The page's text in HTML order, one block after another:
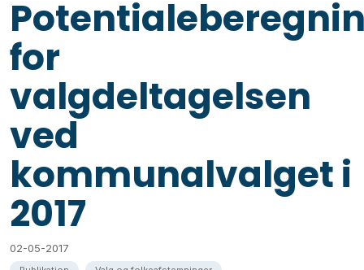
for
valgdeltagelsen
ved
kommunalvalget i
2017
02-05-2017